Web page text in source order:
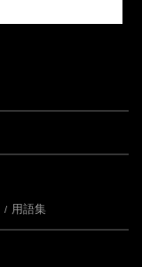
用語集